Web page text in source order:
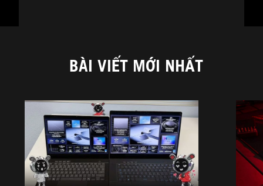
BÀI VIẾT MỚI NHẤT